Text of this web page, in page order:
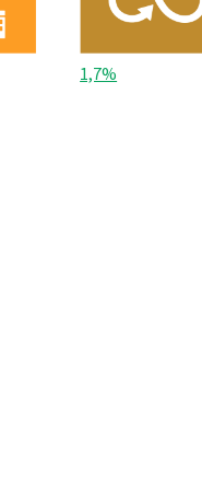
1,7%